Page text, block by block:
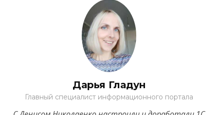
Дарья Гладун
Главный специалист информационного портала